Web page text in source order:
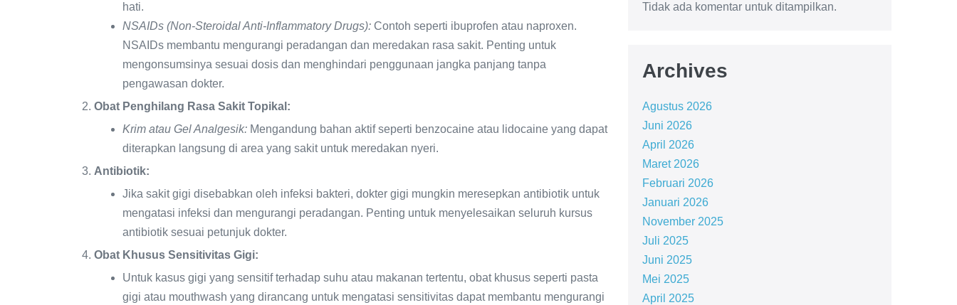
hati.
NSAIDs (Non-Steroidal Anti-Inflammatory Drugs): Contoh seperti ibuprofen atau naproxen.
NSAIDs membantu mengurangi peradangan dan meredakan rasa sakit. Penting untuk
mengonsumsinya sesuai dosis dan menghindari penggunaan jangka panjang tanpa
pengawasan dokter.
Obat Penghilang Rasa Sakit Topikal:
Krim atau Gel Analgesik: Mengandung bahan aktif seperti benzocaine atau lidocaine yang dapat
diterapkan langsung di area yang sakit untuk meredakan nyeri.
Antibiotik:
Jika sakit gigi disebabkan oleh infeksi bakteri, dokter gigi mungkin meresepkan antibiotik untuk
mengatasi infeksi dan mengurangi peradangan. Penting untuk menyelesaikan seluruh kursus
antibiotik sesuai petunjuk dokter.
Obat Khusus Sensitivitas Gigi:
Untuk kasus gigi yang sensitif terhadap suhu atau makanan tertentu, obat khusus seperti pasta
gigi atau mouthwash yang dirancang untuk mengatasi sensitivitas dapat membantu mengurangi
Tidak ada komentar untuk ditampilkan.
Archives
Agustus 2026
Juni 2026
April 2026
Maret 2026
Februari 2026
Januari 2026
November 2025
Juli 2025
Juni 2025
Mei 2025
April 2025